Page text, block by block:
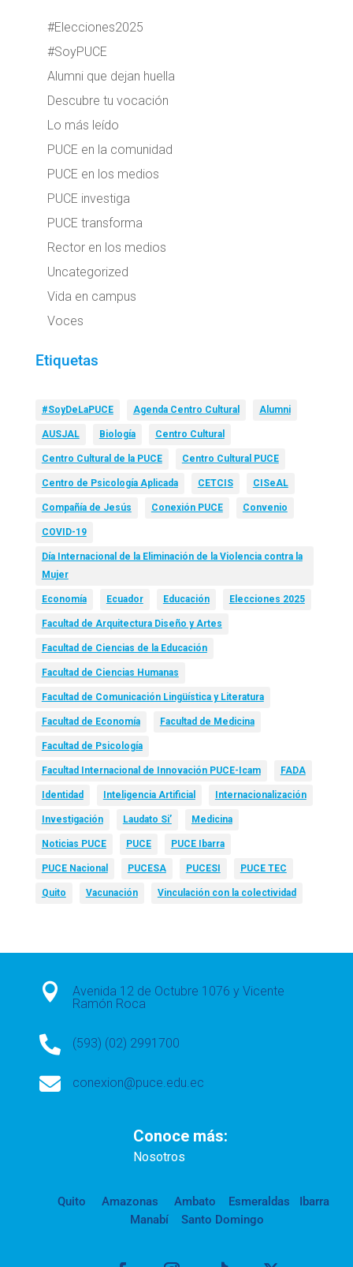
#Elecciones2025
#SoyPUCE
Alumni que dejan huella
Descubre tu vocación
Lo más leído
PUCE en la comunidad
PUCE en los medios
PUCE investiga
PUCE transforma
Rector en los medios
Uncategorized
Vida en campus
Voces
Etiquetas
#SoyDeLaPUCE Agenda Centro Cultural Alumni
AUSJAL Biología Centro Cultural
Centro Cultural de la PUCE Centro Cultural PUCE
Centro de Psicología Aplicada CETCIS CISeAL
Compañía de Jesús Conexión PUCE Convenio
COVID-19
Día Internacional de la Eliminación de la Violencia contra la
Mujer
Economía Ecuador Educación Elecciones 2025
Facultad de Arquitectura Diseño y Artes
Facultad de Ciencias de la Educación
Facultad de Ciencias Humanas
Facultad de Comunicación Lingüística y Literatura
Facultad de Economía Facultad de Medicina
Facultad de Psicología
Facultad Internacional de Innovación PUCE-Icam FADA
Identidad Inteligencia Artificial Internacionalización
Investigación Laudato Si’ Medicina
Noticias PUCE PUCE PUCE Ibarra
PUCE Nacional PUCESA PUCESI PUCE TEC
Quito Vacunación Vinculación con la colectividad

Avenida 12 de Octubre 1076 y Vicente
Ramón Roca
 (593) (02) 2991700
 conexion@puce.edu.ec
Conoce más:
Nosotros
Quito Amazonas Ambato Esmeraldas
Ibarra
Manabí
Santo Domingo